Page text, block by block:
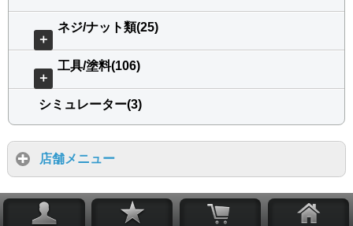
＋
ネジ/ナット類(25)
＋
工具/塗料(106)
シミュレーター(3)
店舗メニュー